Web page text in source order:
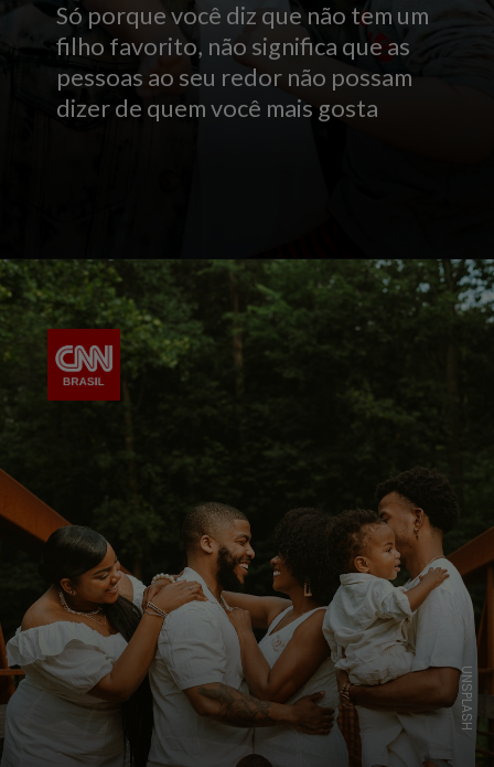
Só porque você diz que não tem um
filho favorito, não significa que as
pessoas ao seu redor não possam
dizer de quem você mais gosta
UNSPLASH